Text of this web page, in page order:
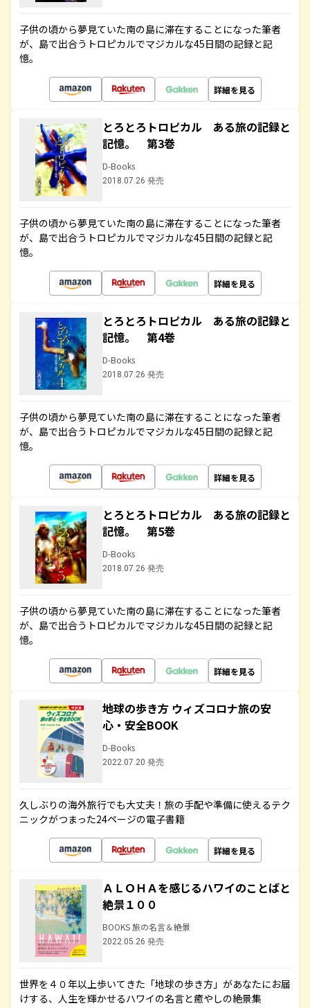
子供の頃から夢見ていた南の島に滞在することになった筆者
が、島で出合うトロピカルでマジカルな45日間の記録と記
憶。
詳細を見る
とろとろトロピカル ある旅の記録と
記憶。 第3巻
D-Books
2018.07.26 発売
子供の頃から夢見ていた南の島に滞在することになった筆者
が、島で出合うトロピカルでマジカルな45日間の記録と記
憶。
詳細を見る
とろとろトロピカル ある旅の記録と
記憶。 第4巻
D-Books
2018.07.26 発売
子供の頃から夢見ていた南の島に滞在することになった筆者
が、島で出合うトロピカルでマジカルな45日間の記録と記
憶。
詳細を見る
とろとろトロピカル ある旅の記録と
記憶。 第5巻
D-Books
2018.07.26 発売
子供の頃から夢見ていた南の島に滞在することになった筆者
が、島で出合うトロピカルでマジカルな45日間の記録と記
憶。
詳細を見る
地球の歩き方 ウィズコロナ旅の安
心・安全BOOK
D-Books
2022.07.20 発売
久しぶりの海外旅行でも大丈夫！旅の手配や準備に使えるテク
ニックがつまった24ページの電子書籍
詳細を見る
ＡＬＯＨＡを感じるハワイのことばと
絶景１００
BOOKS 旅の名言＆絶景
2022.05.26 発売
世界を４０年以上歩いてきた「地球の歩き方」があなたにお届
けする、人生を輝かせるハワイの名言と癒やしの絶景集